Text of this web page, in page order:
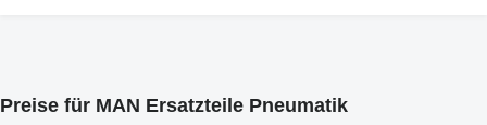
Preise für MAN Ersatzteile Pneumatik